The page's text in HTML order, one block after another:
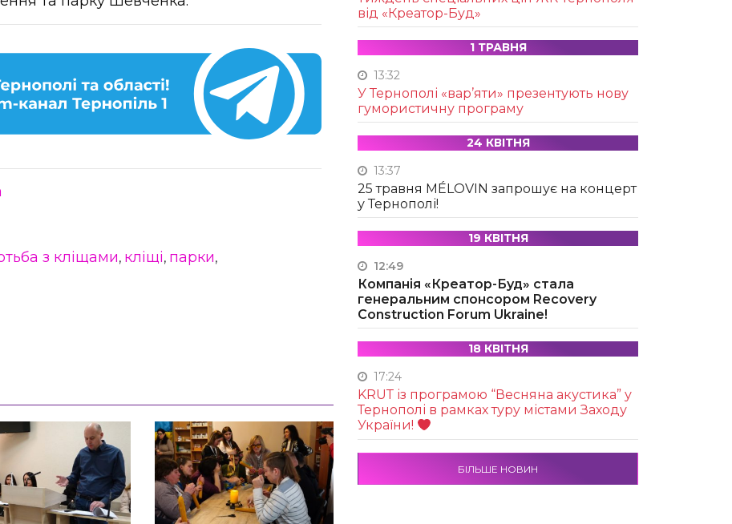
з кліщами, кліщі, парки,
від «Креатор-Буд»
1 ТРАВНЯ
13:32
У Тернополі «вар’яти» презентують нову
гумористичну програму
24 КВІТНЯ
13:37
25 травня MÉLOVIN запрошує на концерт
у Тернополі!
19 КВІТНЯ
12:49
Компанія «Креатор-Буд» стала
генеральним спонсором Recovery
Construction Forum Ukraine!
18 КВІТНЯ
17:24
KRUТ із програмою “Весняна акустика” у
Тернополі в рамках туру містами Заходу
України!
БІЛЬШЕ НОВИН